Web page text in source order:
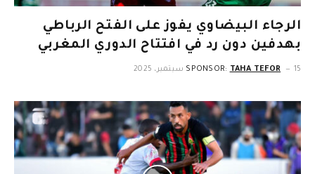
الرجاء البيضاوي يفوز على الفتح الرباطي
بهدفين دون رد في افتتاح الدوري المغربي
SPONSOR: TAHA TEFOR 15 سبتمبر، 2025